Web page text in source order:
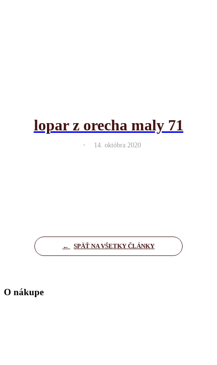
lopar z orecha maly 71
. 14. októbra 2020
← SPÄŤ NA VŠETKY ČLÁNKY
O nákupe